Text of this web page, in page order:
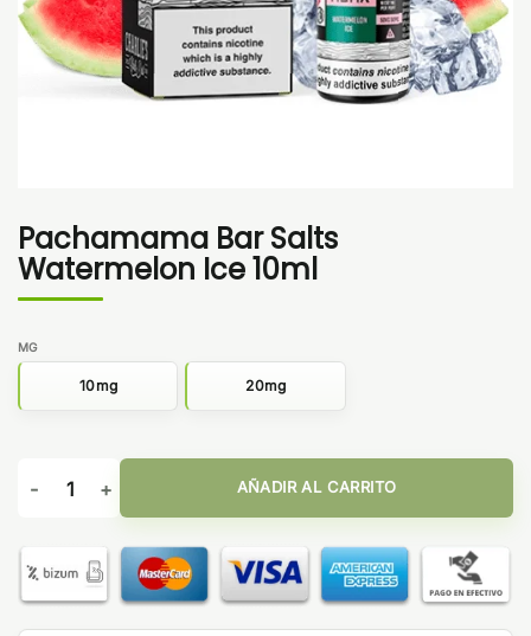
Pachamama Bar Salts
Watermelon Ice 10ml
MG
10mg 20mg
Pachamama Bar Salts Watermelon Ice 10ml cantidad
AÑADIR AL CARRITO